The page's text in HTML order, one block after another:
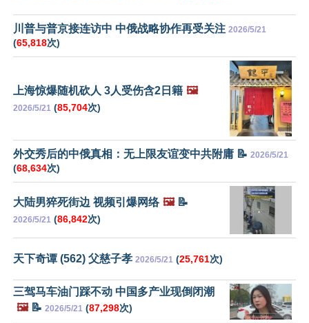
川普与普京接连访中 中俄战略协作再受关注 2026/5/21
(65,818次)
上海惊爆随机砍人 3人受伤含2日籍 🖼️
2026/5/21 (85,704次)
外交秀后的中俄真相：无上限友谊变中共附庸 📝 2026/5/21
(68,634次)
大陆男猝死街边 视频引爆网络 🖼️📝
2026/5/21 (86,842次)
天下奇谭 (562) 父慈子孝 2026/5/21 (25,761次)
三驾马车油门踩不动 中国多产业现倒闭潮
🖼️📝 2026/5/21 (87,298次)